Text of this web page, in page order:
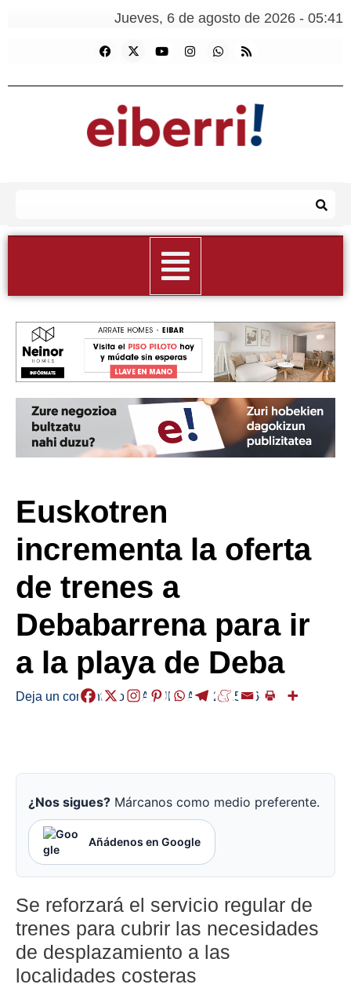
Jueves, 6 de agosto de 2026 - 05:41
Euskotren
incrementa la oferta
de trenes a
Debabarrena para ir
a la playa de Deba
Deja un comentario /LABURRAK/ 2025-06-17
¿Nos sigues? Márcanos como medio preferente.
Añádenos en Google
Se reforzará el servicio regular de
trenes para cubrir las necesidades
de desplazamiento a las
localidades costeras